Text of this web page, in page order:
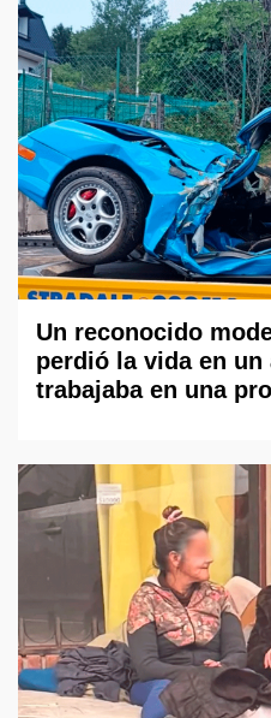
Un reconocido
perdió la vida en
trabajaba en una